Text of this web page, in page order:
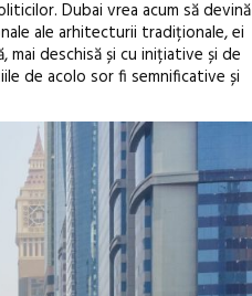
Dubai vrea acum să devină
ale arhitecturii tradiționale, ei
deschisă și cu inițiative și de
de acolo sor fi semnificative și